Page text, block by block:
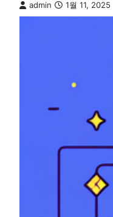
admin 1월 11, 2025